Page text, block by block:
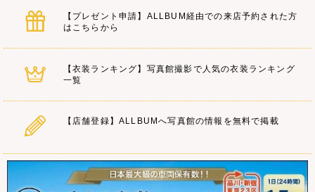
【プレゼント申請】ALLBUM経由での来店予約された方
はこちらから
【衣装ランキング】写真館撮影で人気の衣装ランキング
一覧
【店舗登録】ALLBUMへ写真館の情報を無料で掲載